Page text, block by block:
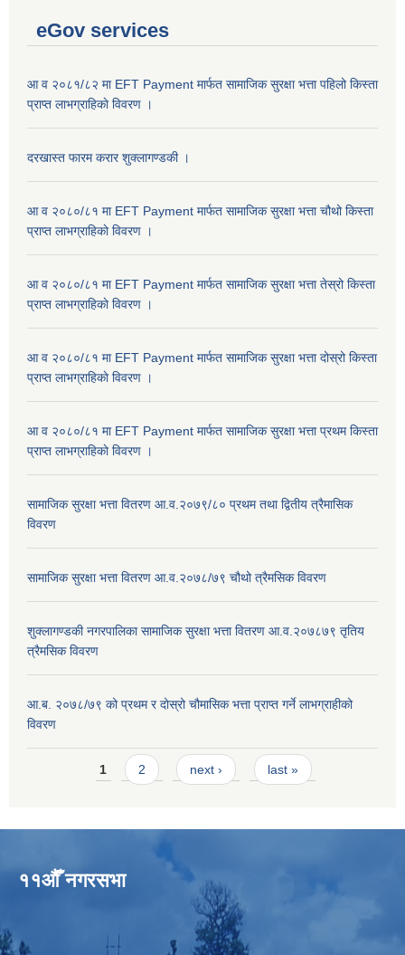
eGov services
आ व २०८१/८२ मा EFT Payment मार्फत सामाजिक सुरक्षा भत्ता पहिलो किस्ता
प्राप्त लाभग्राहिकाे विवरण ।
दरखास्त फारम करार शुक्लागण्डकी ।
आ व २०८०/८१ मा EFT Payment मार्फत सामाजिक सुरक्षा भत्ता चौथो किस्ता
प्राप्त लाभग्राहिकाे विवरण ।
आ व २०८०/८१ मा EFT Payment मार्फत सामाजिक सुरक्षा भत्ता तेस्रो किस्ता
प्राप्त लाभग्राहिकाे विवरण ।
आ व २०८०/८१ मा EFT Payment मार्फत सामाजिक सुरक्षा भत्ता दोस्रो किस्ता
प्राप्त लाभग्राहिकाे विवरण ।
आ व २०८०/८१ मा EFT Payment मार्फत सामाजिक सुरक्षा भत्ता प्रथम किस्ता
प्राप्त लाभग्राहिकाे विवरण ।
सामाजिक सुरक्षा भत्ता वितरण आ.व.२०७९/८० प्रथम तथा द्वितीय त्रैमासिक
विवरण
सामाजिक सुरक्षा भत्ता वितरण आ.व.२०७८/७९ चौथो त्रैमसिक विवरण
शुक्लागण्डकी नगरपालिका सामाजिक सुरक्षा भत्ता वितरण आ.व.२०७८७९ तृतिय
त्रैमसिक विवरण
आ.ब. २०७८/७९ को प्रथम र दोस्रो चौमासिक भत्ता प्राप्त गर्ने लाभग्राहीको
विवरण
Pages1 2 next › last »
११औँ नगरसभा